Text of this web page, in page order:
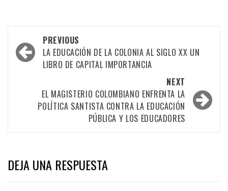
Post
navigation
PREVIOUS
LA EDUCACIÓN DE LA COLONIA AL SIGLO XX UN
LIBRO DE CAPITAL IMPORTANCIA
NEXT
EL MAGISTERIO COLOMBIANO ENFRENTA LA
POLÍTICA SANTISTA CONTRA LA EDUCACIÓN
PÚBLICA Y LOS EDUCADORES
DEJA UNA RESPUESTA